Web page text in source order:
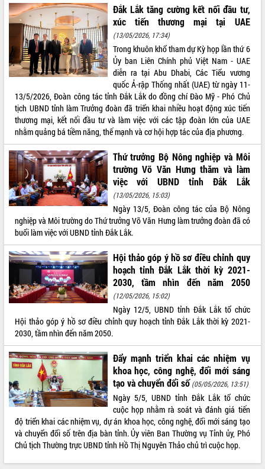
phát triển mới
Thường trực HĐND tỉnh Đắk Lắk gặp
mặt Đoàn chuyên gia y tế TP. Hồ Chí
Minh
Lễ truy điệu và an táng hài cốt liệt sĩ
tại Nghĩa trang Liệt sĩ xã Sơn Hòa
Bàn giải pháp tháo gỡ khó khăn trong
xuất khẩu sầu riêng và triển khai quy
định EUDR
Thứ trưởng Bộ Nông nghiệp và Môi
trường Nguyễn Hoàng Hiệp khảo sát
vùng trồng và doanh nghiệp đóng gói
sầu riêng tại Đắk Lắk
Trình diễn nghệ thuật chế biến các
món ăn từ sầu riêng
Đắk Lắk công bố Quy hoạch và xúc
tiến đầu tư tỉnh
Ngành cá ngừ Đắk Lắk chủ động thích
ứng để giữ vững thị trường xuất khẩu
Diễn đàn Kinh tế tư nhân Việt Nam đột
phá cơ chế - Hợp tác công tư
Đề án 06 tạo bước ngoặt đột phá trong
cải cách hành chính tỉnh Đắk Lắk
Kết nối tour, đẩy mạnh chuyển đổi số
để phát triển du lịch Đắk Lắk
Khởi động Dự án Đầu tư xây dựng hạ
tầng kỹ thuật Cụm công nghiệp Tân
Tiến
Gặp mặt các cơ quan báo chí nhân Kỷ
niệm 101 năm Ngày Báo chí Cách
mạng Việt Nam
Đắk Lắk sơ kết 4 năm triển khai thực
hiện Đề án 06 của Chính phủ
Họp báo thông tin về Hội nghị Công bố
Quy hoạch và Xúc tiến đầu tư tỉnh Đắk
Lắk
THỐNG KÊ TRUY CẬP
Hôm nay: 36379
Đắk Lắk tăng cường kết nối đầu tư,
xúc tiến thương mại tại UAE
(13/05/2026, 17:34)
Trong khuôn khổ tham dự Kỳ họp lần thứ 6
Ủy ban Liên Chính phủ Việt Nam - UAE
diễn ra tại Abu Dhabi, Các Tiểu vương
quốc Ả-rập Thống nhất (UAE) từ ngày 11-
13/5/2026, Đoàn công tác tỉnh Đắk Lắk do đồng chí Đào Mỹ - Phó Chủ
tịch UBND tỉnh làm Trưởng đoàn đã triển khai nhiều hoạt động xúc tiến
thương mại, kết nối đầu tư và làm việc với các tập đoàn lớn của UAE
nhằm quảng bá tiềm năng, thế mạnh và cơ hội hợp tác của địa phương.
Thứ trưởng Bộ Nông nghiệp và Môi
trường Võ Văn Hưng thăm và làm
việc với UBND tỉnh Đắk Lắk
(13/05/2026, 15:03)
Ngày 13/5, Đoàn công tác của Bộ Nông
nghiệp và Môi trường do Thứ trưởng Võ Văn Hưng làm trưởng đoàn đã có
buổi làm việc với UBND tỉnh Đắk Lắk.
Hội thảo góp ý hồ sơ điều chỉnh quy
hoạch tỉnh Đắk Lắk thời kỳ 2021-
2030, tầm nhìn đến năm 2050
(12/05/2026, 15:02)
Ngày 12/5, UBND tỉnh Đắk Lắk tổ chức
Hội thảo góp ý hồ sơ điều chỉnh quy hoạch tỉnh Đắk Lắk thời kỳ 2021-
2030, tầm nhìn đến năm 2050.
Đẩy mạnh triển khai các nhiệm vụ
khoa học, công nghệ, đổi mới sáng
tạo và chuyển đổi số (05/05/2026, 13:51)
Ngày 5/5, UBND tỉnh Đắk Lắk tổ chức
cuộc họp nhằm rà soát và đánh giá tiến
độ triển khai các nhiệm vụ, dự án khoa học, công nghệ, đổi mới sáng tạo
và chuyển đổi số trên địa bàn tỉnh. Ủy viên Ban Thường vụ Tỉnh ủy, Phó
Chủ tịch Thường trực UBND tỉnh Hồ Thị Nguyên Thảo chủ trì cuộc họp.